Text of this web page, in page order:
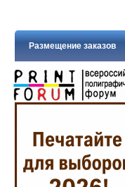
Размещение заказов